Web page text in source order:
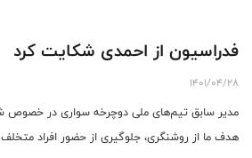
فدراسیون از احمدی شکایت کرد
1401/04/28
مدیر سابق تیم‌های ملی دوچرخه سواری در
هدف ما از روشنگری، جلوگیری از حضور افراد